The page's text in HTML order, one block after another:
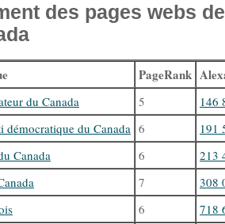
des pages webs
PageRank
du Canada 5
146
démocratique du Canada 6
191
Canada
6
213
7
308
6
718